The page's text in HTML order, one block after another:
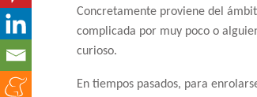
Concretamente proviene del
complicada por muy poco o
curioso.
En tiempos pasados, para